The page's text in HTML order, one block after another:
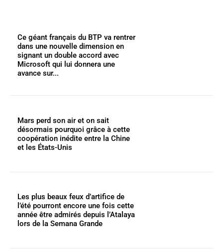
Ce géant français du BTP va rentrer
dans une nouvelle dimension en
signant un double accord avec
Microsoft qui lui donnera une
avance sur...
Mars perd son air et on sait
désormais pourquoi grâce à cette
coopération inédite entre la Chine
et les États-Unis
Les plus beaux feux d’artifice de
l’été pourront encore une fois cette
année être admirés depuis l’Atalaya
lors de la Semana Grande